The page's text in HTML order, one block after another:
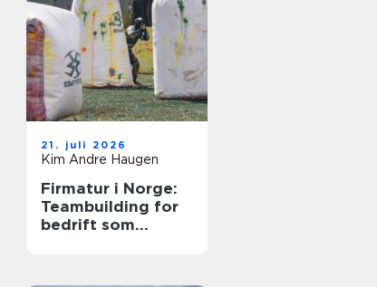
21. juli 2026
Kim Andre Haugen
Firmatur i Norge:
Teambuilding for
bedrift som